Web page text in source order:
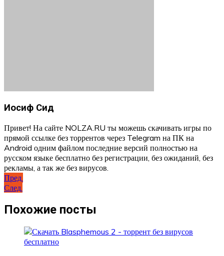
Иосиф Сид
Привет! На сайте NOLZA.RU ты можешь скачивать игры по
прямой ссылке без торрентов через Telegram на ПК на
Android одним файлом последние версий полностью на
русском языке бесплатно без регистрации, без ожиданий, без
рекламы, а так же без вирусов.
Навигация
по
записям
Пред.
След.
Похожие посты